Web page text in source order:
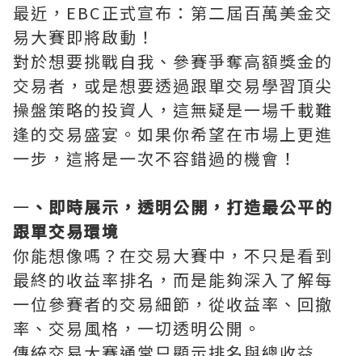
最近，EBC正式宣布：第二屆百萬美金交
易大賽即將啟動！
對於想要挑戰自我、參賽爭奪高額獎金的
交易者，或是想要透過跟單交易學習頂尖
操盤策略的投資人，這無疑是一場千載難
逢的交易盛宴。如果你希望在市場上更進
一步，這將是一次不容錯過的機會！
一 、即時展示，透明公開，打造最公平的
跟單交易環境
你能想像嗎？在交易大賽中，不只是看到
最終的收益率排名，而是能夠深入了解每
一位參賽者的交易細節，從收益率、回撤
率、交易風格，一切透明公開。